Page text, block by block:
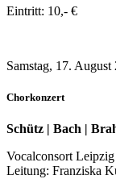
Eintritt: 10,- €
Samstag, 17.
Chorkonzert
Schütz | Bach |
Vocalconsort Leipzig
Leitung: Franziska